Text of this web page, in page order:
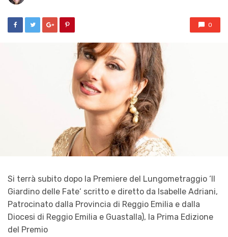
0
Si terrà subito dopo la Premiere del Lungometraggio ‘Il
Giardino delle Fate‘ scritto e diretto da Isabelle Adriani,
Patrocinato dalla Provincia di Reggio Emilia e dalla
Diocesi di Reggio Emilia e Guastalla), la Prima Edizione
del Premio